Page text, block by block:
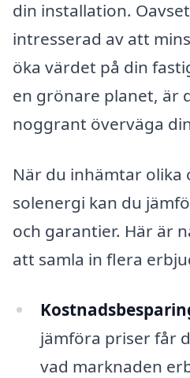
din installation.
intresserad av att
öka värdet på din
en grönare planet, är
noggrant överväga
När du inhämtar olika
solenergi kan du
och garantier. Här är
att samla in flera
jämföra priser får
vad marknaden